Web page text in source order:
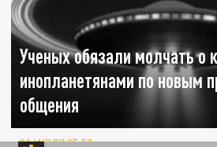
Ученых обязали молчать о
инопланетянами по новым
общения
01 ИЮЛЯ 05:53